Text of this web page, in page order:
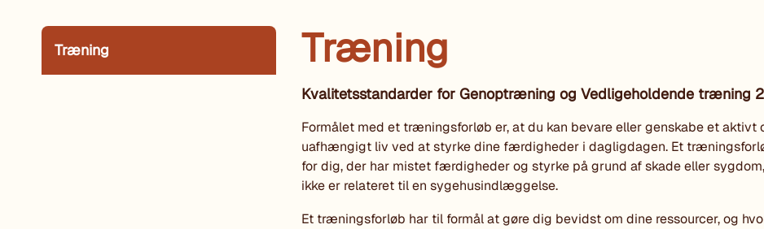
Træning Træning
Kvalitetsstandarder for Genoptræning og Vedligeholdende træning
Formålet med et træningsforløb er, at du kan bevare eller genskabe et aktivt
uafhængigt liv ved at styrke dine færdigheder i dagligdagen. Et
for dig, der har mistet færdigheder og styrke på grund af skade eller
ikke er relateret til en sygehusindlæggelse.
Et træningsforløb har til formål at gøre dig bevidst om dine ressourcer, og